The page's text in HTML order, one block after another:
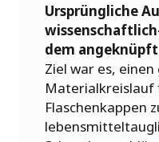
Ursprüngliche
dem
Ziel war es, einen
Materialkreislauf
Flaschenkappen